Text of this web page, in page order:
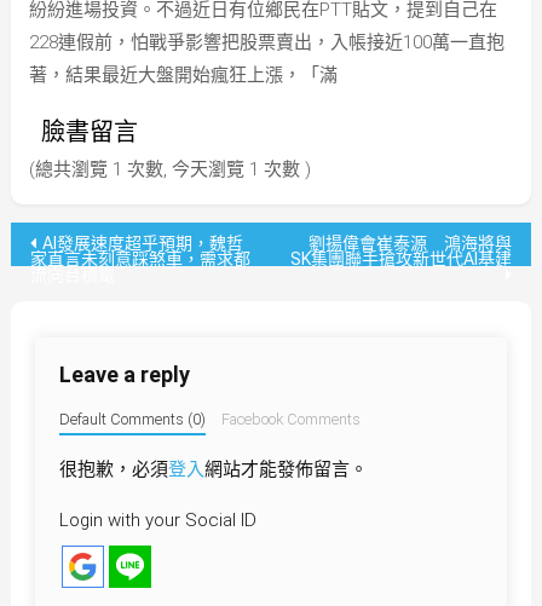
紛紛進場投資。不過近日有位鄉民在PTT貼文，提到自己在
228連假前，怕戰爭影響把股票賣出，入帳接近100萬一直抱
著，結果最近大盤開始瘋狂上漲，「滿
臉書留言
(總共瀏覽 1 次數, 今天瀏覽 1 次數 )
文AI發展速度超乎預期，魏哲
家直言未刻意踩煞車，需求都
劉揚偉會崔泰源 鴻海將與
SK集團聯手搶攻新世代AI基建
Leave a reply
Default Comments (0) Facebook Comments
很抱歉，必須登入網站才能發佈留言。
Login with your Social ID